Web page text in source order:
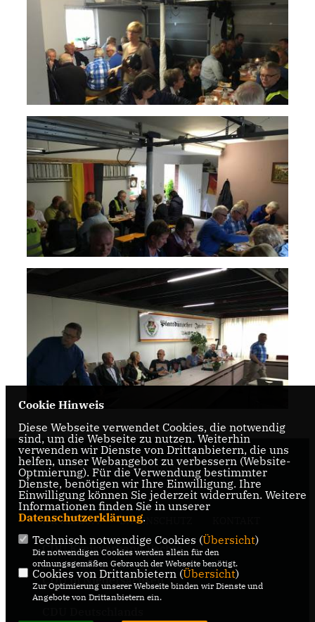
CDU Gemeindeverband Holdorf
IMPRESSUM DATENSCHUTZ
CDU Kreisverband Vechta
CDU in Niedersachsen
Cookie Hinweis
Diese Webseite verwendet Cookies, die notwendig
sind, um die Webseite zu nutzen. Weiterhin
verwenden wir Dienste von Drittanbietern, die uns
helfen, unser Webangebot zu verbessern (Website-
Optmierung). Für die Verwendung bestimmter
Dienste, benötigen wir Ihre Einwilligung. Ihre
Einwilligung können Sie jederzeit widerrufen. Weitere
Informationen finden Sie in unserer
Datenschutzerklärung.
Technisch notwendige Cookies (Übersicht)
Die notwendigen Cookies werden allein für den
ordnungsgemäßen Gebrauch der Webseite benötigt.
Cookies von Drittanbietern (Übersicht)
Zur Optimierung unserer Webseite binden wir Dienste und
Angebote von Drittanbietern ein.